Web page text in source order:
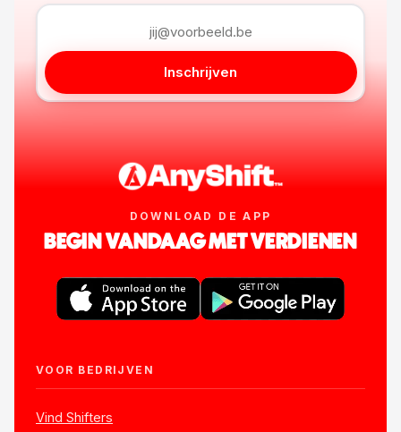
Inschrijven
DOWNLOAD DE APP
BEGIN VANDAAG MET VERDIENEN
VOOR BEDRIJVEN
Vind Shifters